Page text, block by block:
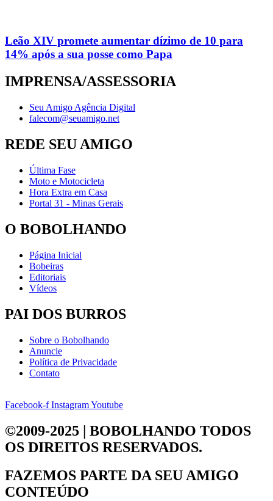
Leão XIV promete aumentar dízimo de 10 para
14% após a sua posse como Papa
IMPRENSA/ASSESSORIA
Seu Amigo Agência Digital
falecom@seuamigo.net
REDE SEU AMIGO
Última Fase
Moto e Motocicleta
Hora Extra em Casa
Portal 31 - Minas Gerais
O BOBOLHANDO
Página Inicial
Bobeiras
Editoriais
Vídeos
PAI DOS BURROS
Sobre o Bobolhando
Anuncie
Política de Privacidade
Contato
Facebook-f InstagramYoutube
©2009-2025 | BOBOLHANDO TODOS
OS DIREITOS RESERVADOS.
FAZEMOS PARTE DA SEU AMIGO
CONTEÚDO